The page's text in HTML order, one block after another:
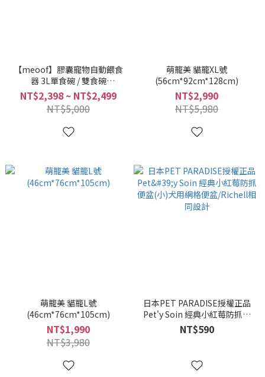
【meoof】膠囊寵物自動餵食
器 3L單食碗 / 雙食碗
(6975406840007)
NT$2,398 ~ NT$2,499
NT$5,000
萌籠美 貓籠XL號
(56cm*92cm*128cm)
NT$2,990
NT$5,980
萌籠美 貓籠L號
(46cm*76cm*105cm)
NT$1,990
NT$3,980
日本PET PARADISE授權正品
Pet'y Soin 經典小紅莓防抓便
盆(小)犬用網格便盆/Richell相
同設計
NT$590